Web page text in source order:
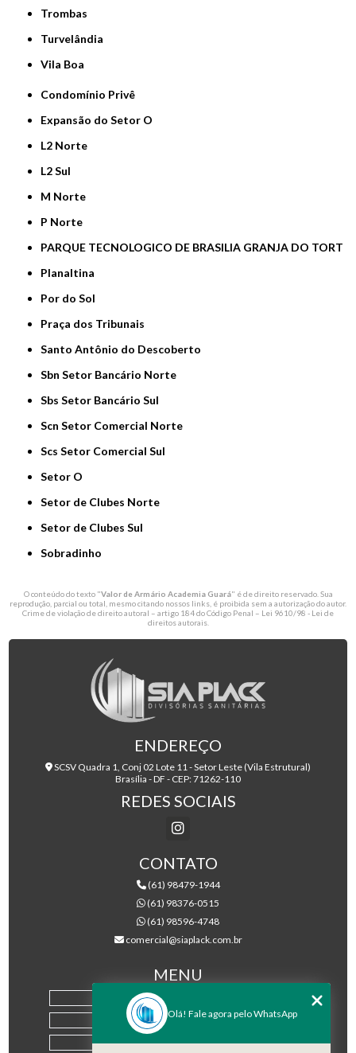
Trombas
Turvelândia
Vila Boa
Condomínio Privê
Expansão do Setor O
L2 Norte
L2 Sul
M Norte
P Norte
PARQUE TECNOLOGICO DE BRASILIA GRANJA DO TORT
Planaltina
Por do Sol
Praça dos Tribunais
Santo Antônio do Descoberto
Sbn Setor Bancário Norte
Sbs Setor Bancário Sul
Scn Setor Comercial Norte
Scs Setor Comercial Sul
Setor O
Setor de Clubes Norte
Setor de Clubes Sul
Sobradinho
O conteúdo do texto "Valor de Armário Academia Guará" é de direito reservado. Sua
reprodução, parcial ou total, mesmo citando nossos links, é proibida sem a autorização do autor.
Crime de violação de direito autoral – artigo 184 do Código Penal – Lei 9610/98 - Lei de
direitos autorais.
ENDEREÇO
SCSV Quadra 1, Conj 02 Lote 11 - Setor Leste (Vila Estrutural)
Brasília - DF - CEP: 71262-110
REDES SOCIAIS
CONTATO
(61) 98479-1944
(61) 98376-0515
(61) 98596-4748
comercial@siaplack.com.br
MENU
EMPRESA
PRODUTOS
Olá! Fale agora pelo WhatsApp